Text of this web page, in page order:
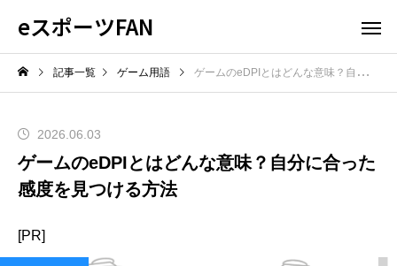
eスポーツFAN
記事一覧 ゲーム用語 ゲームのeDPIとはどんな意味？自分に合った感度を見つける方法
2026.06.03
ゲームのeDPIとはどんな意味？自分に合った
感度を見つける方法
[PR]